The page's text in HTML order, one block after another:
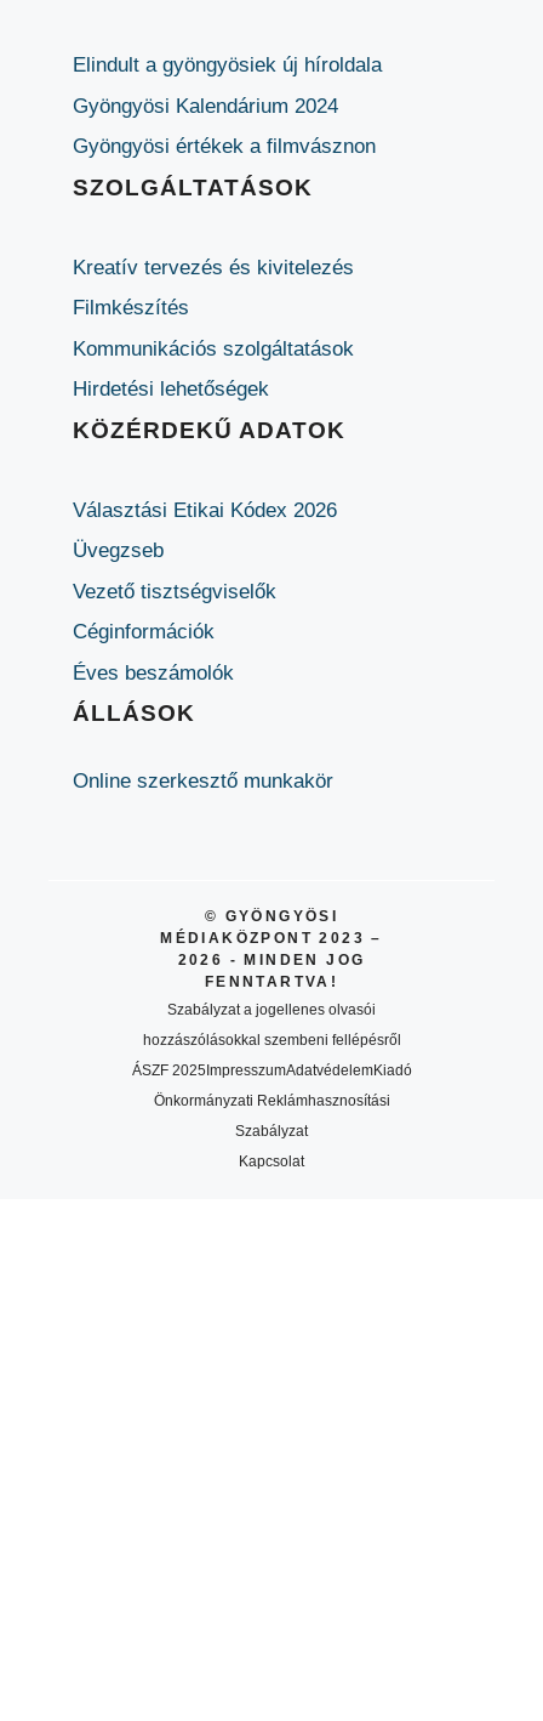
Elindult a gyöngyösiek új híroldala
Gyöngyösi Kalendárium 2024
Gyöngyösi értékek a filmvásznon
SZOLGÁLTATÁSOK
Kreatív tervezés és kivitelezés
Filmkészítés
Kommunikációs szolgáltatások
Hirdetési lehetőségek
KÖZÉRDEKŰ ADATOK
Választási Etikai Kódex 2026
Üvegzseb
Vezető tisztségviselők
Céginformációk
Éves beszámolók
ÁLLÁSOK
Online szerkesztő munkakör
© GYÖNGYÖSI
MÉDIAKÖZPONT 2023 –
2026 - MINDEN JOG
FENNTARTVA!
Szabályzat a jogellenes olvasói
hozzászólásokkal szembeni fellépésről
ÁSZF 2025ImpresszumAdatvédelemKiadó
Önkormányzati Reklámhasznosítási
Szabályzat
Kapcsolat